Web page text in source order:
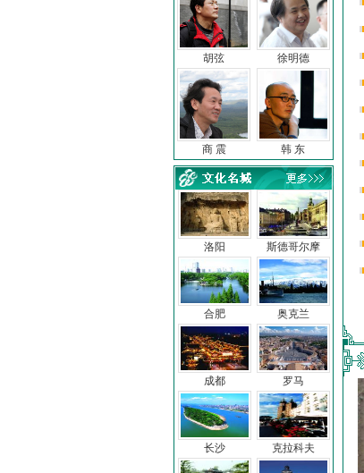
胡弦 徐明德
商 震 韩 东
洛阳
合肥
成都
长沙
斯德哥尔摩
奥克兰
罗马
克拉科夫